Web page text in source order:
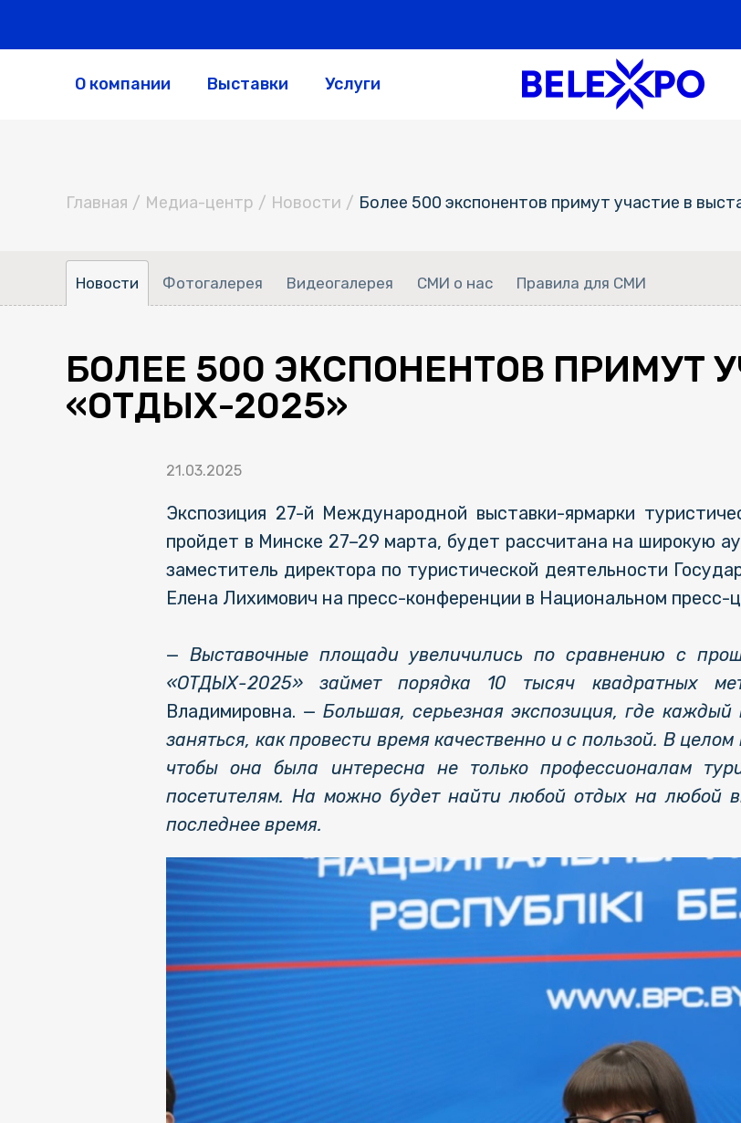
О компании Выставки Услуги
Главная / Медиа-центр / Новости / Более 500 экспонентов примут участие в
Новости Фотогалерея Видеогалерея СМИ о нас Правила для СМИ
БОЛЕЕ 500 ЭКСПОНЕНТОВ ПРИМУТ
«ОТДЫХ-2025»
21.03.2025
Экспозиция 27-й Международной выставки-ярмарки
пройдет в Минске 27–29 марта, будет рассчитана на широкую
заместитель директора по туристической деятельности
Елена Лихимович на пресс-конференции в Национальном пресс-
— Выставочные площади увеличились по сравнению с
«ОТДЫХ-2025» займет порядка 10 тысяч квадратных
Владимировна. — Большая, серьезная экспозиция, где каждый
заняться, как провести время качественно и с пользой. В
чтобы она была интересна не только профессионалам
посетителям. На можно будет найти любой отдых на любой
последнее время.